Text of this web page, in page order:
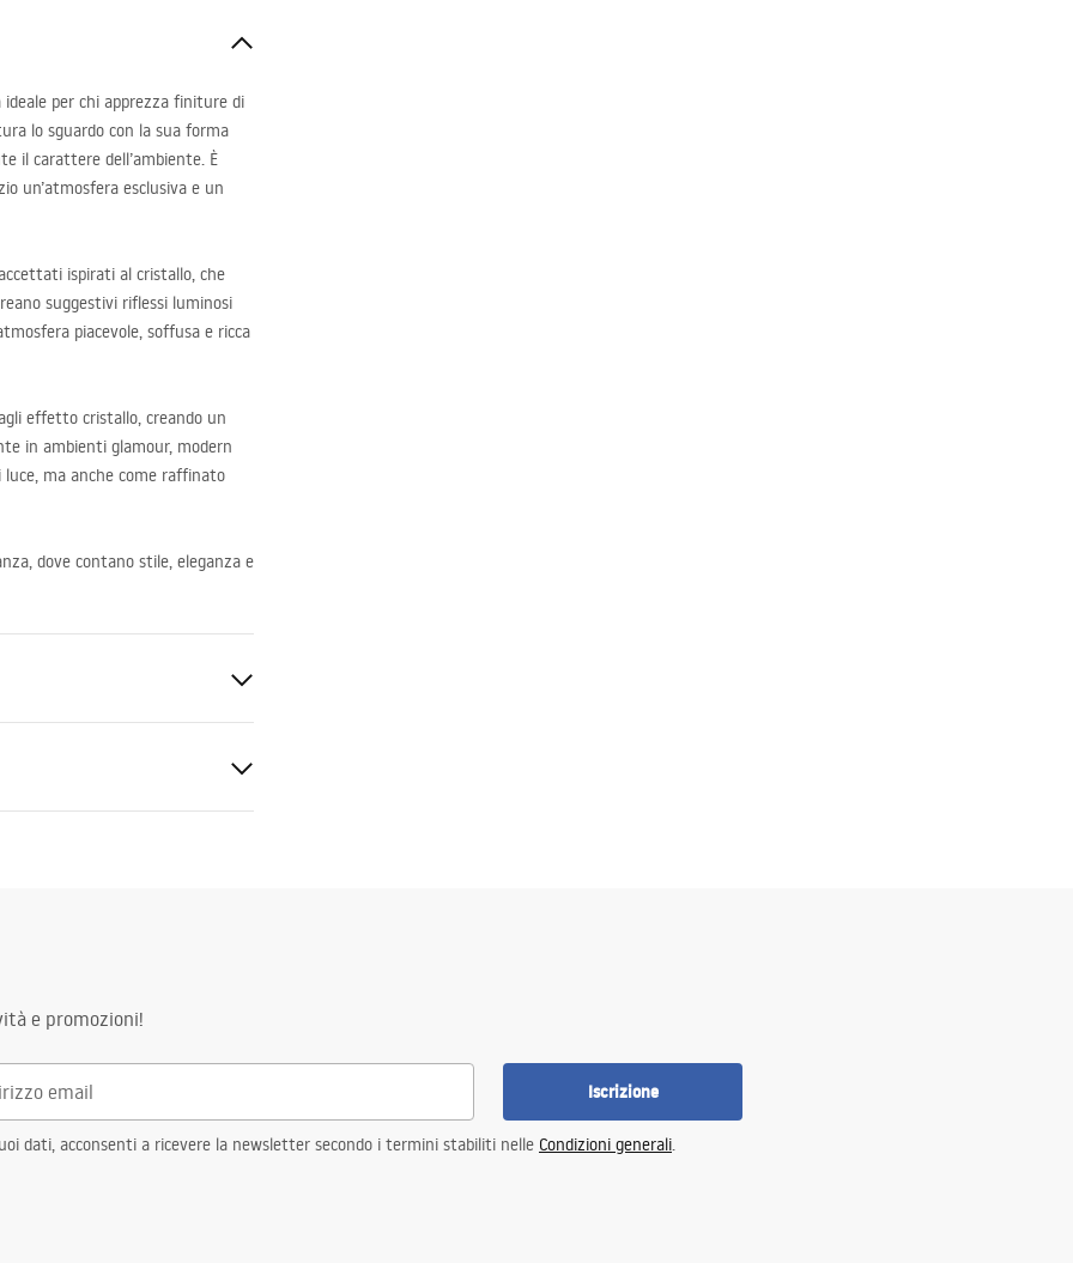
per chi apprezza finiture di
lo sguardo con la sua forma
il carattere dell’ambiente. È
un’atmosfera esclusiva e un
ispirati al cristallo, che
suggestivi riflessi luminosi
piacevole, soffusa e ricca
effetto cristallo, creando un
in ambienti glamour, modern
ma anche come raffinato
dove contano stile, eleganza e
integrata
e promozioni!
Iscrizione
dati, acconsenti a ricevere la newsletter secondo i termini stabiliti nelle Condizioni generali.